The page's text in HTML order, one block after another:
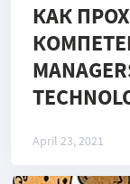
КАК
April 23, 2021